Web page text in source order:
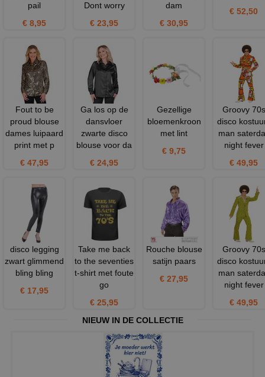
pail
€ 8,95
Dont worry
€ 23,95
dam
€ 30,95
€ 52,50
Fout to be
proud blouse
dames luipaard
print met p
€ 47,95
Ga los op de
dansvloer
zwarte disco
blouse voor da
€ 24,95
Gezellige
bloemenkroon
met lint
€ 9,75
Groovy 70s
disco
man
night fever
€ 49,95
disco legging
zwart glimmend
bling bling
€ 17,95
Take me back
to the seventies
t-shirt met foute
go
€ 25,95
Rouche blouse
satijn paars
€ 27,95
Groovy 70s
disco
man
night fever
€ 49,95
NIEUW IN DE COLLECTIE